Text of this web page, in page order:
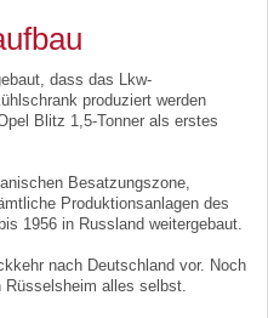
dass das Lkw-
produziert werden
Blitz 1,5-Tonner als erstes
Besatzungszone,
Produktionsanlagen des
1956 in Russland weitergebaut.
nach Deutschland vor. Noch
alles selbst.